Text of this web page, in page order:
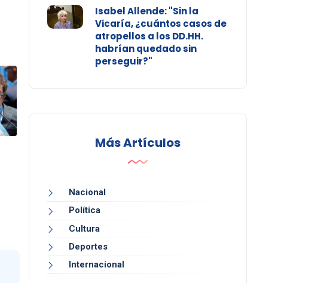
Isabel Allende: "Sin la
Vicaría, ¿cuántos casos de
atropellos a los DD.HH.
habrían quedado sin
perseguir?"
Más Artículos
Nacional
Política
Cultura
Deportes
Internacional